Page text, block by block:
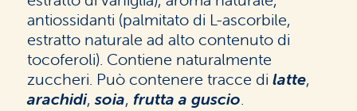
antiossidanti (palmitato di L-ascorbile,
estratto naturale ad alto contenuto di
tocoferoli). Contiene naturalmente
zuccheri. Può contenere tracce di latte,
arachidi,soia, frutta a guscio